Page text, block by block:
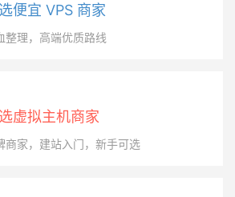
便宜 VPS 商家
整理，高端优质路线
虚拟主机商家
商家，建站入门，新手可选